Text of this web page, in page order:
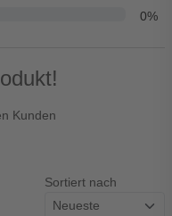
0%
Kunden
Sortiert nach